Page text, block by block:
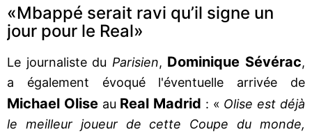
«Mbappé serait ravi qu’il signe un
jour pour le Real»
Le journaliste du Parisien, Dominique Sévérac,
a également évoqué l'éventuelle arrivée de
Michael Oliseau Real Madrid : « Olise est déjà
le meilleur joueur de cette Coupe du monde,